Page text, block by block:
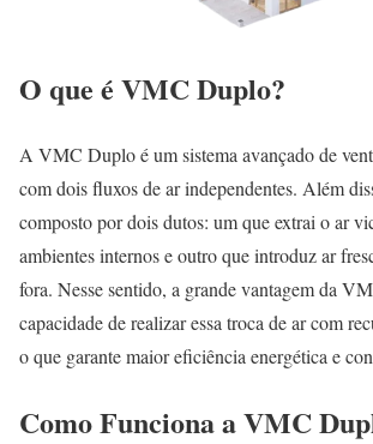
O que é VMC Duplo?
A VMC Duplo é um sistema avançado de
com dois fluxos de ar independentes. Além
composto por dois dutos: um que extrai o ar
ambientes internos e outro que introduz ar
fora. Nesse sentido, a grande vantagem da
capacidade de realizar essa troca de ar com
o que garante maior eficiência energética e
Como Funciona a VMC